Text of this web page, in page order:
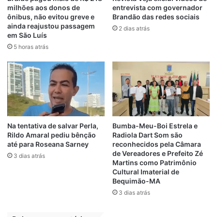
na reta final do curso de Medicina, que é
integral. Ou seja, Camila não teria tempo
para dar expediente na Assembleia, onde
teria sido nomeada pelo pai.
PorCarlos Barroso
Deputado Esposam Sogra
Exonerados Familiares Filha
Júnior Cascaria Sobrinha
milhões aos donos de
ônibus, não evitou greve e
ainda reajustou passagem
em São Luís
5 horas atrás
entrevista com governador
Brandão das redes sociais
2 dias atrás
Na tentativa de salvar Perla,
Rildo Amaral pediu bênção
até para Roseana Sarney
3 dias atrás
Bumba-Meu-Boi Estrela e
Radiola Dart Som são
reconhecidos pela Câmara
de Vereadores e Prefeito Zé
Martins como Patrimônio
Cultural Imaterial de
Bequimão-MA
3 dias atrás